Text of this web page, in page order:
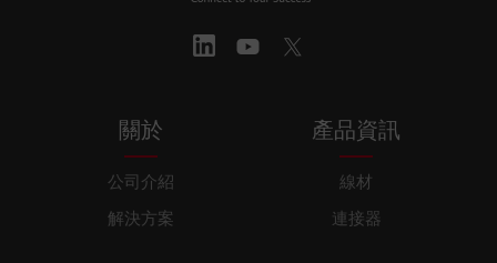
關於
公司介紹
解決方案
產品資訊
線材
連接器